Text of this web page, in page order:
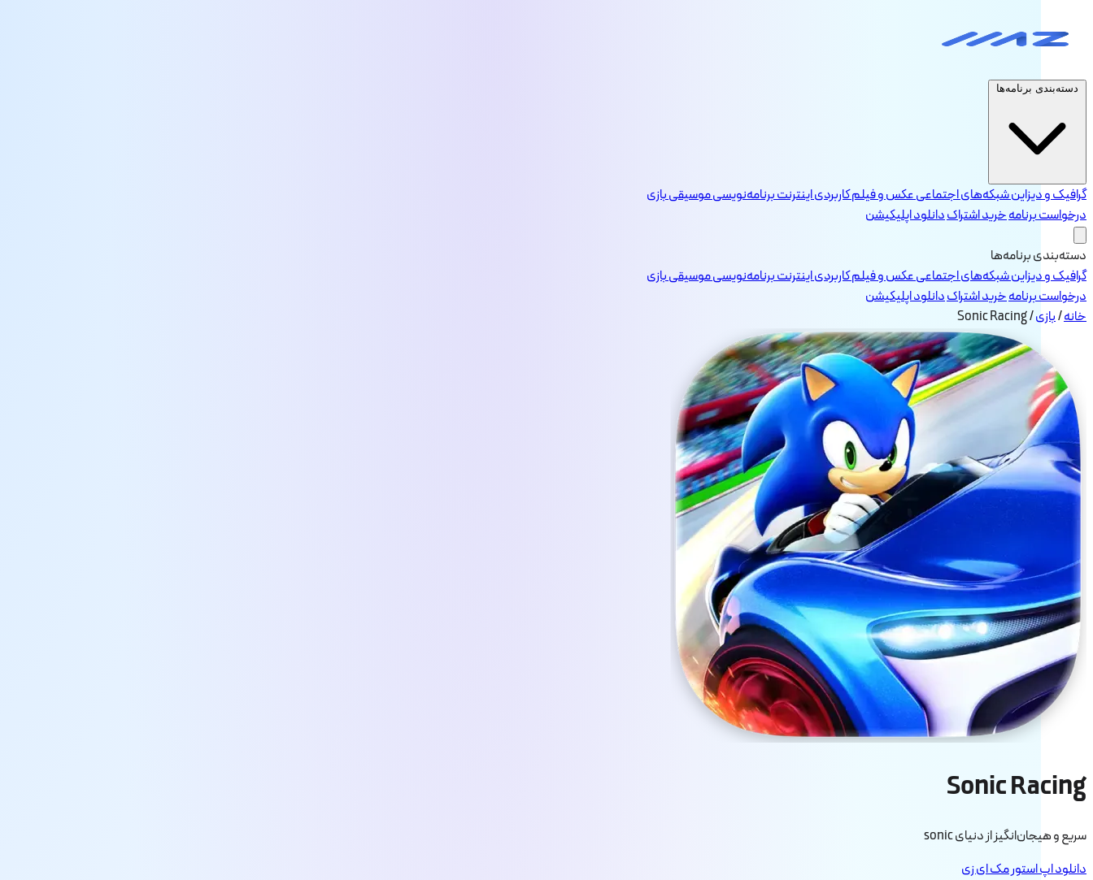
دسته‌بندی برنامه‌ها
گرافیک و دیزاینشبکه‌های اجتماعیعکس و فیلمکاربردیاینترنتبرنامه‌نویسیموسیقیبازی
درخواست برنامهخرید اشتراکدانلود اپلیکیشن
دسته‌بندی برنامه‌ها
گرافیک و دیزاینشبکه‌های اجتماعیعکس و فیلمکاربردیاینترنتبرنامه‌نویسیموسیقیبازی
درخواست برنامهخرید اشتراکدانلود اپلیکیشن
خانه/بازی/
Sonic Racing
Sonic Racing
سریع و هیجان‌انگیز از دنیای sonic
دانلود اپ استور مک ای زی